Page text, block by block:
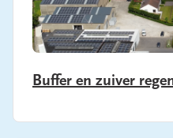
Buffer en zuiver